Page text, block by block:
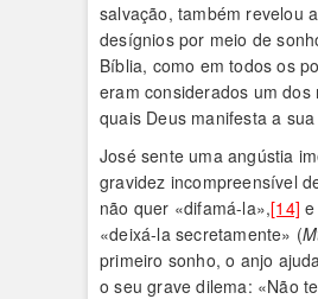
salvação, também revelou
desígnios por meio de
Bíblia, como em todos os
eram considerados um dos
quais Deus manifesta a
José sente uma angústia
gravidez incompreensível
não quer «difamá-la»,[14]
«deixá-la secretamente» (
primeiro sonho, o anjo
o seu grave dilema: «Não